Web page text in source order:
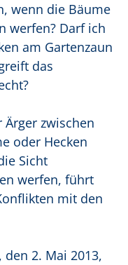
wenn die Bäume
werfen? Darf ich
am Gartenzaun
das
zwischen
oder Hecken
Sicht
werfen, führt
mit den
2. Mai 2013,